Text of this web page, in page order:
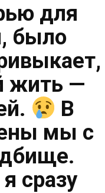
для
было
жить —
В
мы с
сразу